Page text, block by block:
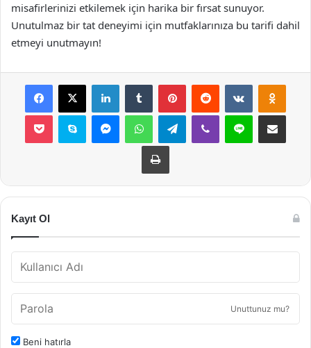
misafirlerinizi etkilemek için harika bir fırsat sunuyor.
Unutulmaz bir tat deneyimi için mutfaklarınıza bu tarifi dahil
etmeyi unutmayın!
Facebook
X LinkedInTumblr PinterestReddit VKontakte
Pocket Skype MessengerWhatsAppTelegramViber Line E-Posta ile
Yazdır
Kayıt Ol
Unuttunuz mu?
Beni hatırla